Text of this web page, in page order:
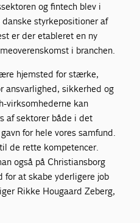
og fintech blev i
styrkepositioner af
er der etableret en ny
i branchen.
hjemsted for stærke,
ansvarlighed, sikkerhed og
virksomhederne kan
af sektorer både i det
for hele vores samfund.
de rette kompetencer.
også på Christiansborg
for at skabe yderligere job
Rikke Hougaard Zeberg,